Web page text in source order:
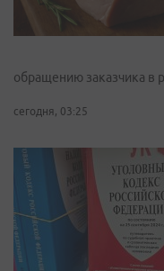
обращению заказчика в
сегодня, 03:25